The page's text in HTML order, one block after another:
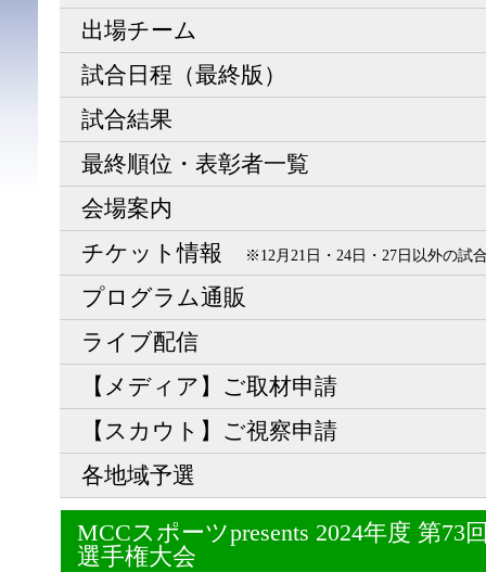
出場チーム
試合日程（最終版）
試合結果
最終順位・表彰者一覧
会場案内
チケット情報
※12月21日・24日・27日以外の試
プログラム通販
ライブ配信
【メディア】ご取材申請
【スカウト】ご視察申請
各地域予選
MCCスポーツpresents 2024年度 第73
選手権大会